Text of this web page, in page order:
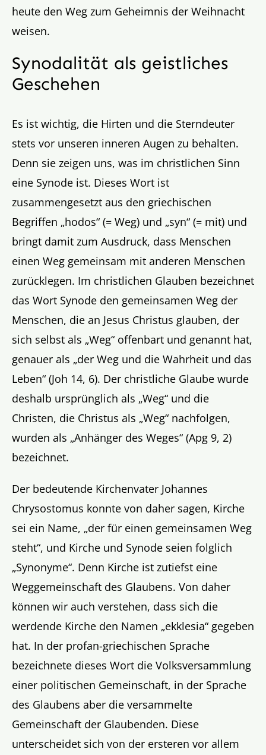
heute den Weg zum Geheimnis der Weihnacht
weisen.
Synodalität als geistliches
Geschehen
Es ist wichtig, die Hirten und die Sterndeuter
stets vor unseren inneren Augen zu behalten.
Denn sie zeigen uns, was im christlichen Sinn
eine Synode ist. Dieses Wort ist
zusammengesetzt aus den griechischen
Begriffen „hodos“ (= Weg) und „syn“ (= mit) und
bringt damit zum Ausdruck, dass Menschen
einen Weg gemeinsam mit anderen Menschen
zurücklegen. Im christlichen Glauben bezeichnet
das Wort Synode den gemeinsamen Weg der
Menschen, die an Jesus Christus glauben, der
sich selbst als „Weg“ offenbart und genannt hat,
genauer als „der Weg und die Wahrheit und das
Leben“ (Joh 14, 6). Der christliche Glaube wurde
deshalb ursprünglich als „Weg“ und die
Christen, die Christus als „Weg“ nachfolgen,
wurden als „Anhänger des Weges“ (Apg 9, 2)
bezeichnet.
Der bedeutende Kirchenvater Johannes
Chrysostomus konnte von daher sagen, Kirche
sei ein Name, „der für einen gemeinsamen Weg
steht“, und Kirche und Synode seien folglich
„Synonyme“. Denn Kirche ist zutiefst eine
Weggemeinschaft des Glaubens. Von daher
können wir auch verstehen, dass sich die
werdende Kirche den Namen „ekklesia“ gegeben
hat. In der profan-griechischen Sprache
bezeichnete dieses Wort die Volksversammlung
einer politischen Gemeinschaft, in der Sprache
des Glaubens aber die versammelte
Gemeinschaft der Glaubenden. Diese
unterscheidet sich von der ersteren vor allem